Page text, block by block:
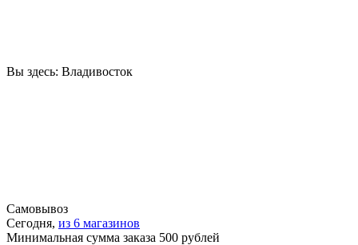
Вы здесь: Владивосток
Самовывоз
Сегодня, из 6 магазинов
Минимальная сумма заказа 500 рублей